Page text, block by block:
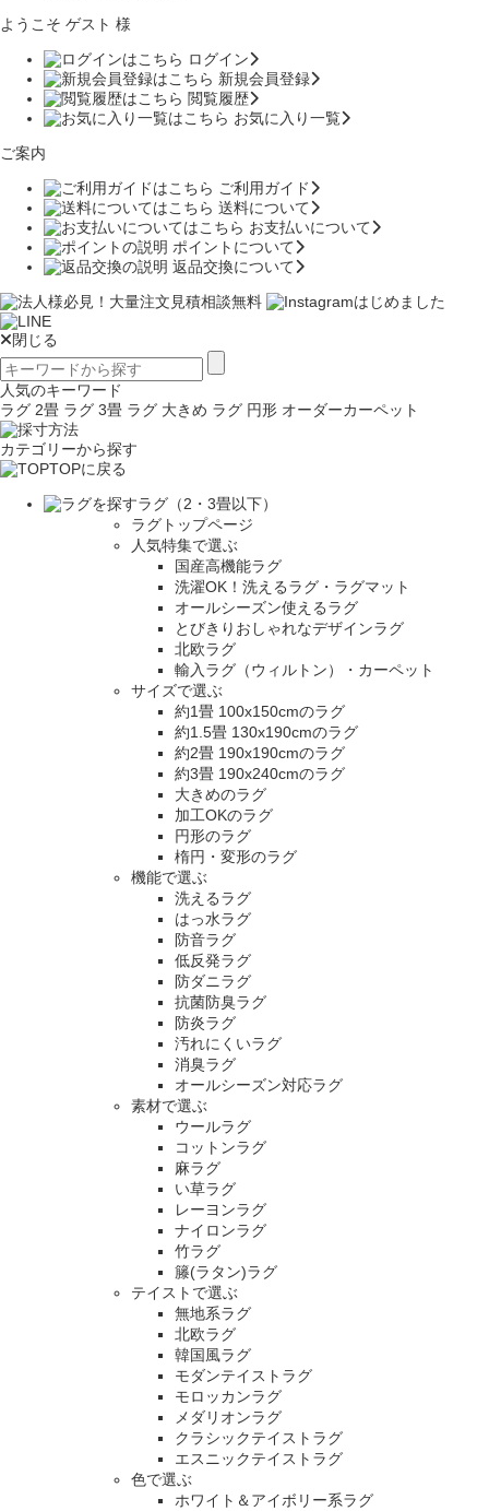
ようこそ ゲスト 様
ログイン
新規会員登録
閲覧履歴
お気に入り一覧
ご案内
ご利用ガイド
送料について
お支払いについて
ポイントについて
返品交換について
閉じる
人気のキーワード
ラグ 2畳 ラグ 3畳 ラグ 大きめ ラグ 円形 オーダーカーペット
カテゴリーから探す
TOPに戻る
ラグ（2・3畳以下）
ラグトップページ
人気特集で選ぶ
国産高機能ラグ
洗濯OK！洗えるラグ・ラグマット
オールシーズン使えるラグ
とびきりおしゃれなデザインラグ
北欧ラグ
輸入ラグ（ウィルトン）・カーペット
サイズで選ぶ
約1畳 100x150cmのラグ
約1.5畳 130x190cmのラグ
約2畳 190x190cmのラグ
約3畳 190x240cmのラグ
大きめのラグ
加工OKのラグ
円形のラグ
楕円・変形のラグ
機能で選ぶ
洗えるラグ
はっ水ラグ
防音ラグ
低反発ラグ
防ダニラグ
抗菌防臭ラグ
防炎ラグ
汚れにくいラグ
消臭ラグ
オールシーズン対応ラグ
素材で選ぶ
ウールラグ
コットンラグ
麻ラグ
い草ラグ
レーヨンラグ
ナイロンラグ
竹ラグ
籐(ラタン)ラグ
テイストで選ぶ
無地系ラグ
北欧ラグ
韓国風ラグ
モダンテイストラグ
モロッカンラグ
メダリオンラグ
クラシックテイストラグ
エスニックテイストラグ
色で選ぶ
ホワイト＆アイボリー系ラグ